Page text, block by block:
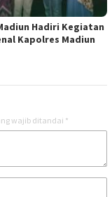
Hadiri Kegiatan
Kapolres Madiun
wajib ditandai *